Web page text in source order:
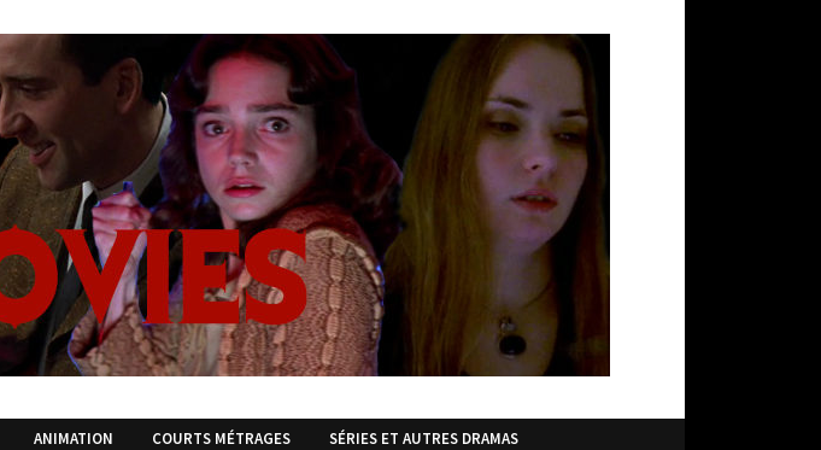
ANIMATION COURTS MÉTRAGES
SÉRIES ET AUTRES DRAMAS